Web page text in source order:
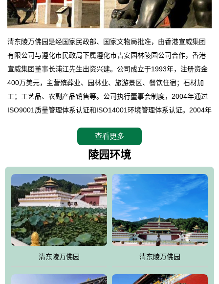
清东陵万佛园是经国家民政部、国家文物局批准，由香港宣威集团
有限公司与遵化市民政局下属遵化市吉安园林陵园公司合作，香港
宣威集团董事长浦江先生出资兴建。公司成立于1993年，注册资金
400万美元，主营殡葬业、园林业、旅游景区、餐饮住宿；石材加
工；工艺品、农副产品销售等。公司执行董事会制度，2004年通过
ISO9001质量管理体系认证和ISO14001环境管理体系认证。2004年
拥有4A级旅游区头衔的花园式陵园，园内建有四星级酒店一座。
万佛园位于遵化市境内，座落在世界文化遗产清东陵地形墙内，地
形绝佳，地理位置优越，交通便利。公司以“建设全国顶级人生后花
园、打造佛教精品旅游圣地”为目标，以海外归侨、国内外知名人士
的墓地安葬、祭祀吊亡并结合旅游参观构成其主要使用功能；以苍
郁绚丽、优雅宜人的园林景观构成其外部形象。通过墓园建设与造
园手法相结合的默契操作，建成一处特色鲜明、服务周全、环境优
美、民族风格突出，与周边文物古迹交相呼应的极具吸引力的花园
式园林。
万佛园工程一期占地448亩，目前完成投资近12亿元人民币，园区采
用全仿古式建筑，寻求与世界文化遗产地清东陵的和谐统一，在园
查看更多
陵园环境
清东陵万佛园 清东陵万佛园